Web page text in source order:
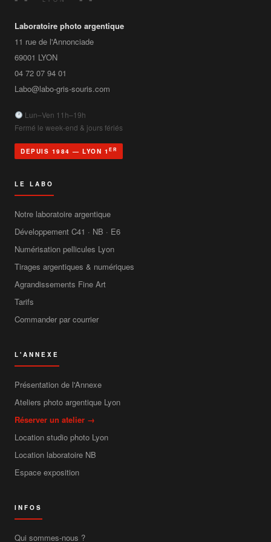
Laboratoire photo argentique
11 rue de l'Annonciade
69001 LYON
04 72 07 94 01
Labo@labo-gris-souris.com
Lun–Ven 11h–19h
Fermé le week-end & jours fériés
DEPUIS 1984 — LYON 1 ER
LE LABO
Notre laboratoire argentique
Développement C41 · NB · E6
Numérisation pellicules Lyon
Tirages argentiques & numériques
Agrandissements Fine Art
Tarifs
Commander par courrier
L'ANNEXE
Présentation de l'Annexe
Ateliers photo argentique Lyon
Réserver un atelier →
Location studio photo Lyon
Location laboratoire NB
Espace exposition
INFOS
Qui sommes-nous ?